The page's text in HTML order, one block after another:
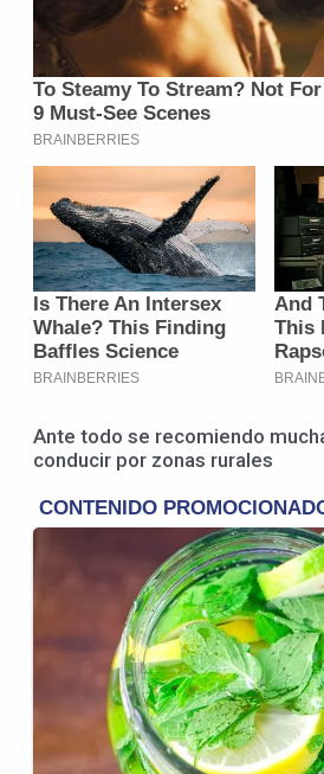
Ante todo se recomiendo
conducir por zonas rurales